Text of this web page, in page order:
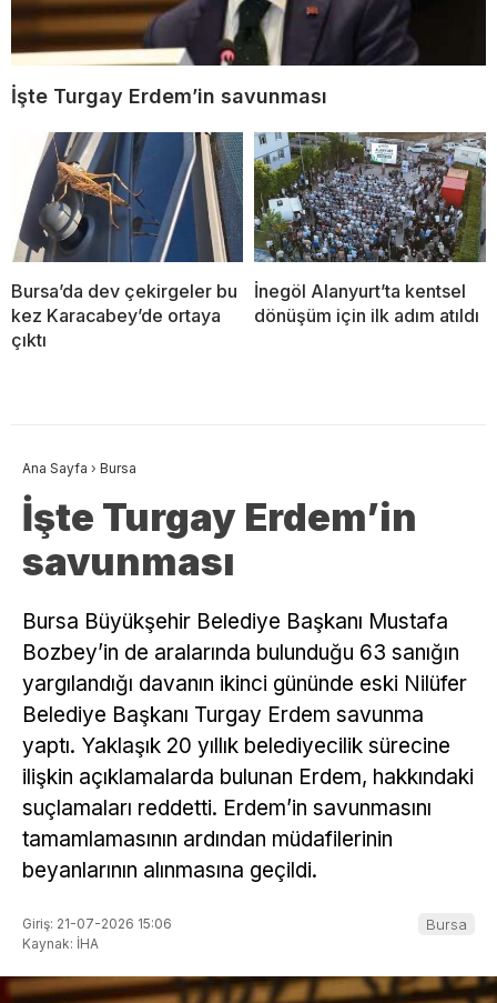
İşte Turgay Erdem’in savunması
Bursa’da dev çekirgeler bu
kez Karacabey’de ortaya
çıktı
İnegöl Alanyurt’ta kentsel
dönüşüm için ilk adım atıldı
Ana Sayfa › Bursa
İşte Turgay Erdem’in
savunması
Bursa Büyükşehir Belediye Başkanı Mustafa
Bozbey’in de aralarında bulunduğu 63 sanığın
yargılandığı davanın ikinci gününde eski Nilüfer
Belediye Başkanı Turgay Erdem savunma
yaptı. Yaklaşık 20 yıllık belediyecilik sürecine
ilişkin açıklamalarda bulunan Erdem, hakkındaki
suçlamaları reddetti. Erdem’in savunmasını
tamamlamasının ardından müdafilerinin
beyanlarının alınmasına geçildi.
Giriş: 21-07-2026 15:06
Kaynak: İHA
Bursa